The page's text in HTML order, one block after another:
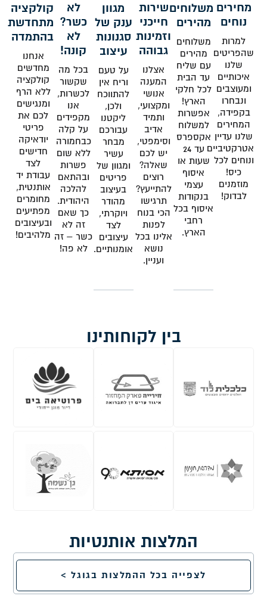
מחירים
נוחים
למרות
שהפריטים
שלנו
איכותיים
ומעוצבים
ונבחרו
בקפידה,
המחירים
שלנו עדיין
אטרקטיביים
ונוחים לכל
כיס!
מוזמנים
לבדוק!
משלוחים
מהירים
משלוחים
מהירים
עם שליח
עד הבית
לכל חלקי
הארץ!
אפשרות
למשלוח
אקספרס
עד 24
שעות או
איסוף
עצמי
בנקודות
איסוף בכל
רחבי
הארץ.
שירות
חייכני
וזמינות
גבוהה
אצלנו
המענה
אנושי
ומקצועי,
ותמיד
אדיב
וסימפטי,
יש לכם
שאלה?
רוצים
להתייעץ?
תרגישו
הכי בנוח
לפנות
אלינו בכל
נושא
ועניין.
מגוון
ענק של
סגנונות
עיצוב
על טעם
וריח אין
להתווכח
ולכן,
ליקטנו
עבורכם
מבחר
עשיר
ומגוון של
פריטים
בעיצוב
מהודר
ויוקרתי,
לצד
עיצובים
אומנותיים.
לא
כשר?
לא
קונה!
בכל מה
שקשור
לכשרות,
אנו
מקפידים
על קלה
כבחמורה
ללא שום
פשרות
ובהתאם
להלכה
היהודית.
כך שאם
זה לא
כשר – זה
לא פה!
קולקציה
מתחדשת
בהתמדה
אנחנו
מחדשים
קולקציה
ללא הרף
ומנגישים
לכם את
פריטי
יודאיקה
חדישים
לצד
עבודת יד
אותנטית,
מחומרים
מפתיעים
ובעיצובים
מלהיבים!
בין לקוחותינו
המלצות אותנטיות
לצפייה בכל ההמלצות בגוגל >